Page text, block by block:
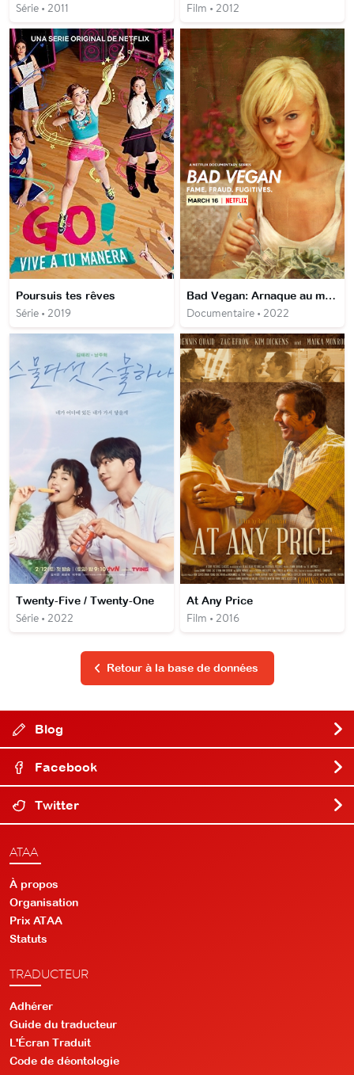
Série • 2011 Film • 2012
Poursuis tes rêves
Série • 2019
Bad Vegan: Arnaque au menu
Documentaire • 2022
Twenty-Five / Twenty-One
Série • 2022
At Any Price
Film • 2016
Retour à la base de données
Blog
Facebook
Twitter
ATAA
À propos
Organisation
Prix ATAA
Statuts
TRADUCTEUR
Adhérer
Guide du traducteur
L'Écran Traduit
Code de déontologie